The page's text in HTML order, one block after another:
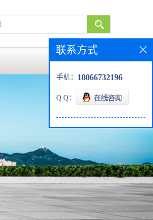
联系方式
手机： 18066732196
Q Q：